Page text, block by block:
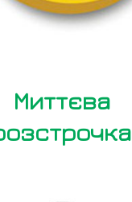
Миттєва